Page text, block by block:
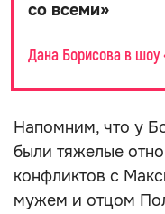
со всеми»
Дана Борисова в шоу
Напомним, что у
были тяжелые
конфликтов с
мужем и отцом